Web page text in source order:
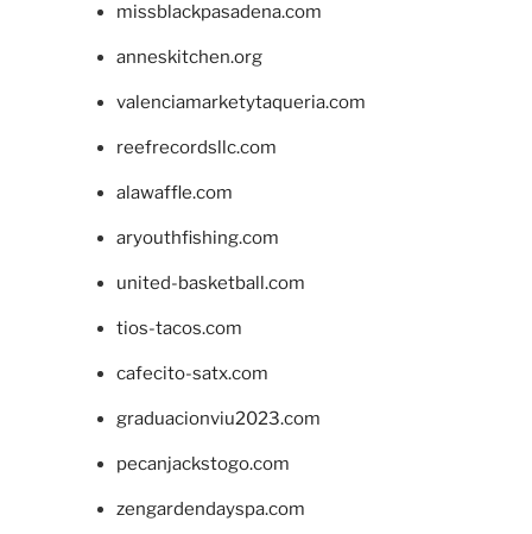
missblackpasadena.com
anneskitchen.org
valenciamarketytaqueria.com
reefrecordsllc.com
alawaffle.com
aryouthfishing.com
united-basketball.com
tios-tacos.com
cafecito-satx.com
graduacionviu2023.com
pecanjackstogo.com
zengardendayspa.com